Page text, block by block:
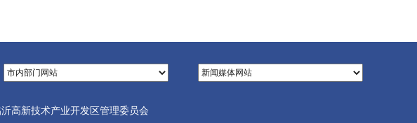
高新技术产业开发区管理委员会